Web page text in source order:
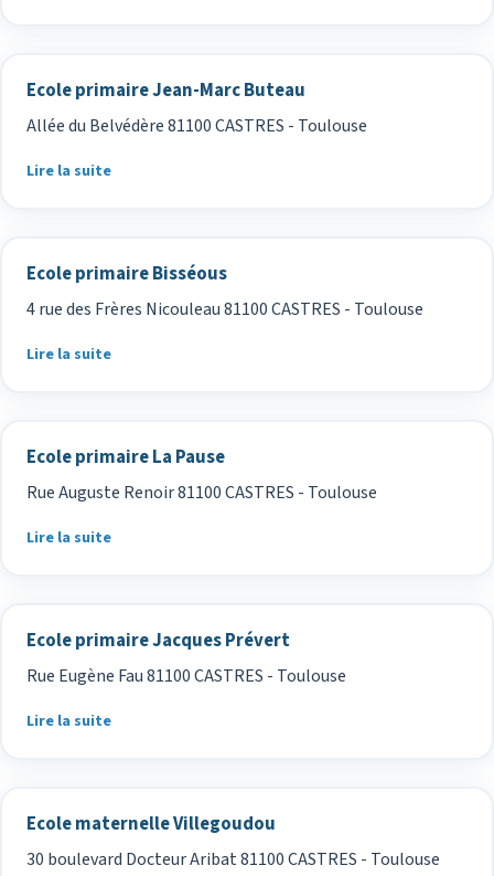
Ecole primaire Jean-Marc Buteau
Allée du Belvédère 81100 CASTRES - Toulouse
Lire la suite
Ecole primaire Bisséous
4 rue des Frères Nicouleau 81100 CASTRES - Toulouse
Lire la suite
Ecole primaire La Pause
Rue Auguste Renoir 81100 CASTRES - Toulouse
Lire la suite
Ecole primaire Jacques Prévert
Rue Eugène Fau 81100 CASTRES - Toulouse
Lire la suite
Ecole maternelle Villegoudou
30 boulevard Docteur Aribat 81100 CASTRES - Toulouse